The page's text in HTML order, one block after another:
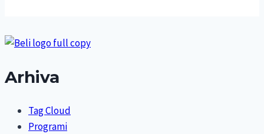
Arhiva
Tag Cloud
Programi